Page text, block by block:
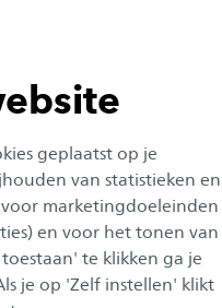
geplaatst op je
van statistieken en
marketingdoeleinden
en voor het tonen van
te klikken ga je
je op 'Zelf instellen' klikt